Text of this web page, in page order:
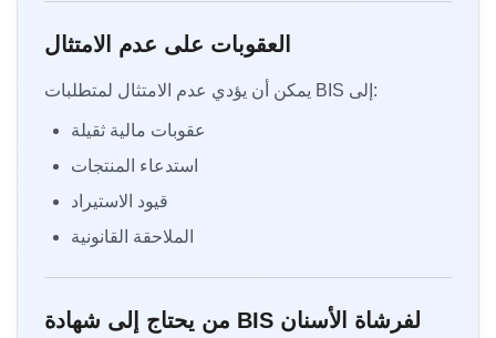
العقوبات على عدم الامتثال
يمكن أن يؤدي عدم الامتثال لمتطلبات BIS إلى:
عقوبات مالية ثقيلة
استدعاء المنتجات
قيود الاستيراد
الملاحقة القانونية
من يحتاج إلى شهادة BIS لفرشاة الأسنان